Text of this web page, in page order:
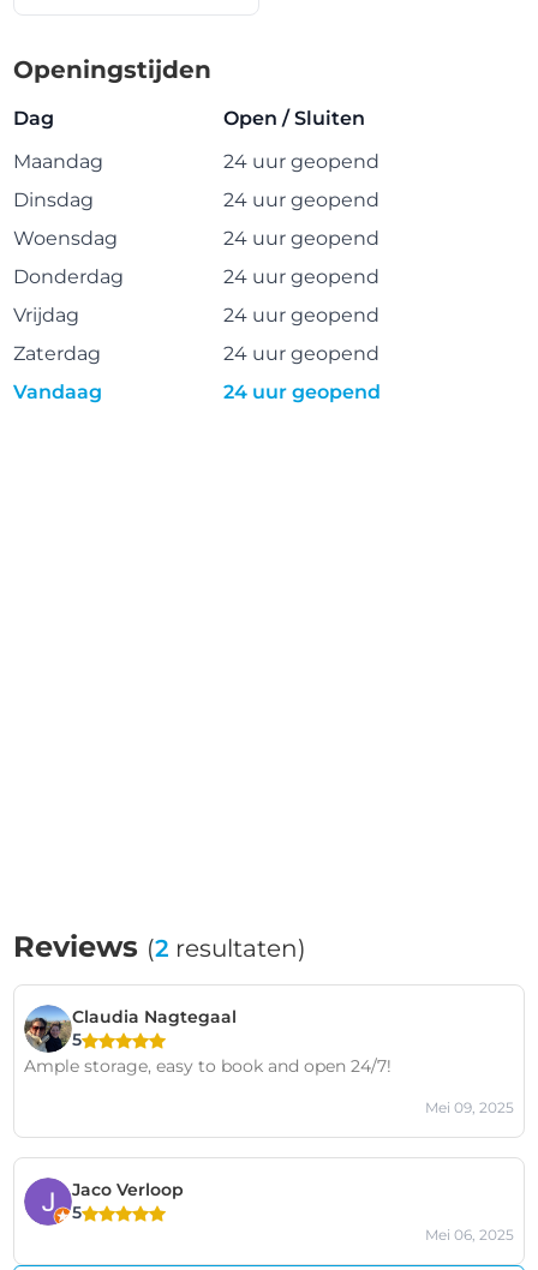
Openingstijden
Dag
Open / Sluiten
Maandag
24 uur geopend
Dinsdag
24 uur geopend
Woensdag
24 uur geopend
Donderdag
24 uur geopend
Vrijdag
24 uur geopend
Zaterdag
24 uur geopend
Vandaag
24 uur geopend
Reviews (2 resultaten)
Claudia Nagtegaal
5
Ample storage, easy to book and open 24/7!
Mei 09, 2025
Jaco Verloop
5
Mei 06, 2025